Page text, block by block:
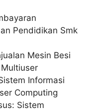
Pendidikan Smk
Mesin Besi
Informasi
Computing
Sistem